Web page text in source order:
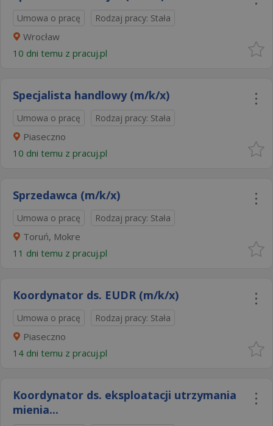
Umowa o pracę Rodzaj pracy: Stała
Wrocław
10 dni temu z pracuj.pl
Specjalista handlowy (m/k/x)
Umowa o pracę Rodzaj pracy: Stała
Piaseczno
10 dni temu z pracuj.pl
Sprzedawca (m/k/x)
Umowa o pracę Rodzaj pracy: Stała
Toruń, Mokre
11 dni temu z pracuj.pl
Koordynator ds. EUDR (m/k/x)
Umowa o pracę Rodzaj pracy: Stała
Piaseczno
14 dni temu z pracuj.pl
Koordynator ds. eksploatacji utrzymania
mienia...